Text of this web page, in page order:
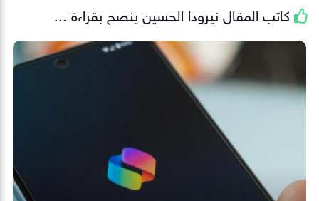
كاتب المقال نيرودا الحسين ينصح بقراءة ...